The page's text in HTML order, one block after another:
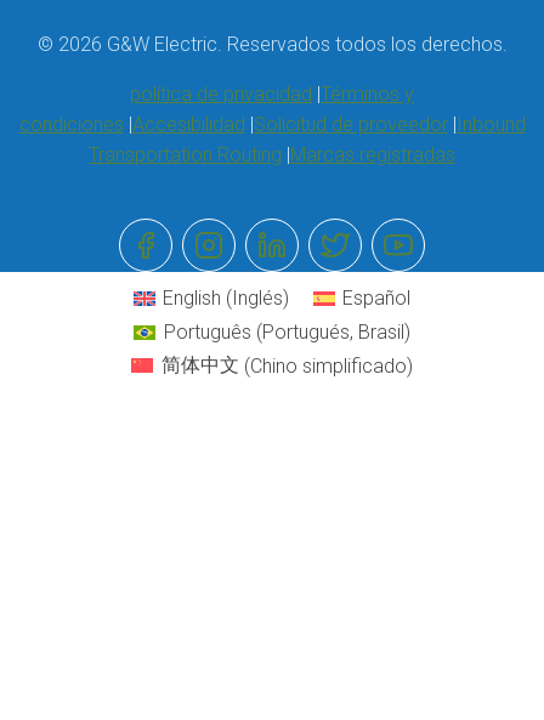
© 2026 G&W Electric. Reservados todos los derechos.
política de privacidad Términos y
condiciones Accesibilidad Solicitud de proveedor Inbound
Transportation Routing Marcas registradas
English (Inglés)
Español
Português (Portugués, Brasil)
简体中文 (Chino simplificado)